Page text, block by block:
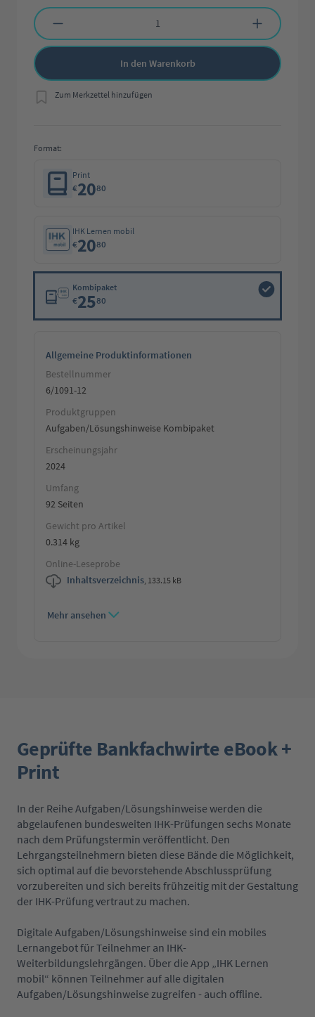
Produkt Anzahl: Gib den gewünschten Wert ein oder benutze die
In den Warenkorb
Zum Merkzettel hinzufügen
Format:
Print
€2080
IHK Lernen mobil
€2080
Kombipaket
€2580
Allgemeine Produktinformationen
Bestellnummer
6/1091-12
Produktgruppen
Aufgaben/Lösungshinweise Kombipaket
Erscheinungsjahr
2024
Umfang
92 Seiten
Gewicht pro Artikel
0.314 kg
Online-Leseprobe
Inhaltsverzeichnis, 133.15 kB
Mehr ansehen
Geprüfte Bankfachwirte eBook +
Print
In der Reihe Aufgaben/Lösungshinweise werden die
abgelaufenen bundesweiten IHK-Prüfungen sechs Monate
nach dem Prüfungstermin veröffentlicht. Den
Lehrgangsteilnehmern bieten diese Bände die Möglichkeit,
sich optimal auf die bevorstehende Abschlussprüfung
vorzubereiten und sich bereits frühzeitig mit der Gestaltung
der IHK-Prüfung vertraut zu machen.
Digitale Aufgaben/Lösungshinweise sind ein mobiles
Lernangebot für Teilnehmer an IHK-
Weiterbildungslehrgängen. Über die App „IHK Lernen
mobil“ können Teilnehmer auf alle digitalen
Aufgaben/Lösungshinweise zugreifen - auch offline.